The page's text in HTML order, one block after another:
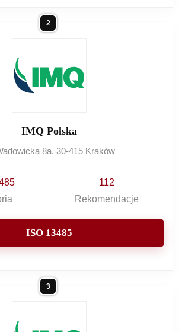
2
IMQ Polska
8a, 30-415 Kraków
112
Rekomendacje
ISO 13485
3